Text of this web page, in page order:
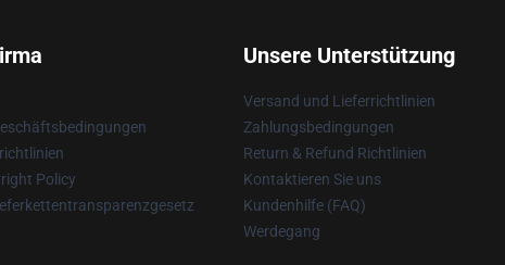
Policy
Unsere Unterstützung
Versand und Lieferrichtlinien
Zahlungsbedingungen
Return & Refund Richtlinien
Kontaktieren Sie uns
Kundenhilfe (FAQ)
Werdegang